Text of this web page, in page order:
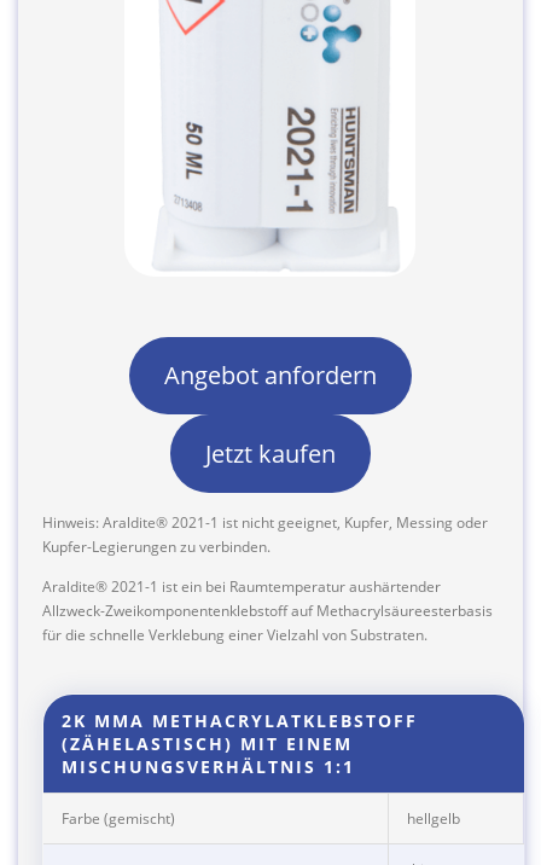
Angebot anfordern
Jetzt kaufen
Hinweis: Araldite® 2021-1 ist nicht geeignet, Kupfer, Messing oder
Kupfer-Legierungen zu verbinden.
Araldite® 2021-1 ist ein bei Raumtemperatur aushärtender
Allzweck-Zweikomponentenklebstoff auf Methacrylsäureesterbasis
für die schnelle Verklebung einer Vielzahl von Substraten.
2K MMA METHACRYLATKLEBSTOFF
(ZÄHELASTISCH) MIT EINEM
MISCHUNGSVERHÄLTNIS 1:1
Farbe (gemischt) hellgelb